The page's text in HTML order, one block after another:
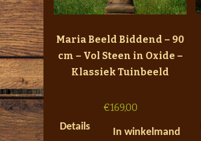
Maria Beeld Biddend – 90
cm – Vol Steen in Oxide –
Klassiek Tuinbeeld
€169,00
Details
In winkelmand